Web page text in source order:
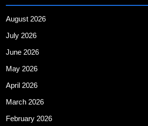
August 2026
July 2026
June 2026
May 2026
April 2026
March 2026
February 2026